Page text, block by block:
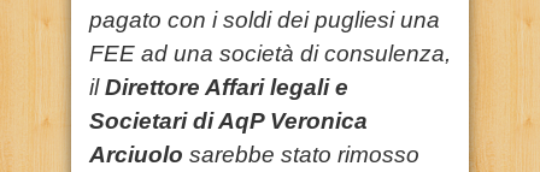
pagato con i soldi dei pugliesi una
FEE ad una società di consulenza,
ilDirettore Affari legali e
Societari di AqP Veronica
Arciuolo sarebbe stato rimosso